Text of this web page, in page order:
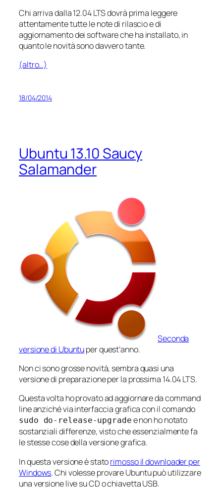
Chi arriva dalla 12.04 LTS dovrà prima leggere
attentamente tutte le note di rilascio e di
aggiornamento dei software che ha installato, in
quanto le novità sono davvero tante.
(altro…)
18/04/2014
Ubuntu 13.10 Saucy
Salamander
Seconda
versione di Ubuntuper quest’anno.
Non ci sono grosse novità, sembra quasi una
versione di preparazione per la prossima 14.04 LTS.
Questa volta ho provato ad aggiornare da command
line anziché via interfaccia grafica con il comando
sudo do-release-upgrade e non ho notato
sostanziali differenze, visto che essenzialmente fa
le stesse cose della versione grafica.
In questa versione è statorimosso il downloader per
Windows. Chi volesse provare Ubuntu può utilizzare
una versione live su CD o chiavetta USB.